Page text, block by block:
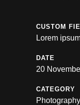
CUSTOM
Lorem
DATE
20
CATEGORY
Photography